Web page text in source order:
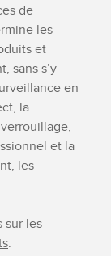
de
les
et
sans s’y
en
la
et la
les
sur les
.